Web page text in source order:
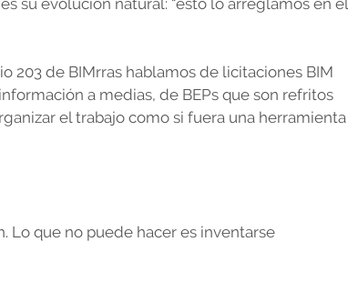
203 de BIMrras hablamos de licitaciones BIM
a medias, de BEPs que son refritos
el trabajo como si fuera una herramienta
Lo que no puede hacer es inventarse